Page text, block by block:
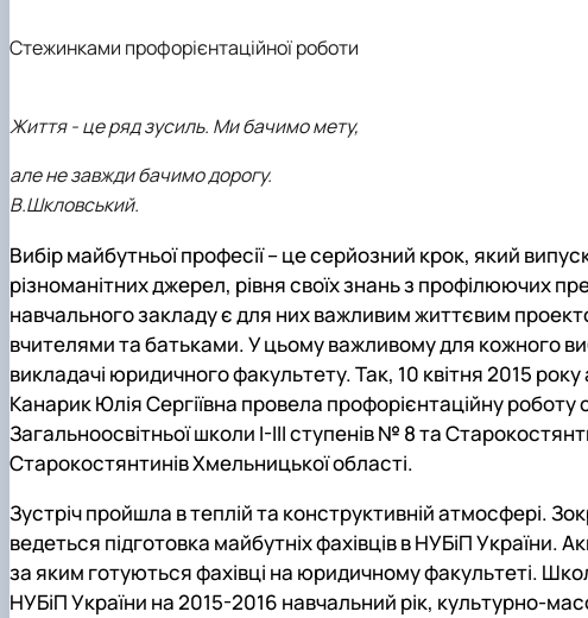
Стежинками профорієнтаційної роботи
Життя - це ряд зусиль. Ми бачимо мету,
але не завжди бачимо дорогу.
В.Шкловський.
Вибір майбутньої професії – це серйозний крок, який
різноманітних джерел, рівня своїх знань з профілюючих
навчального закладу є для них важливим життєвим
вчителями та батьками.У цьому важливому для кожного
викладачі юридичного факультету. Так, 10 квітня 2015
Канарик Юлія Сергіївна провела профорієнтаційну роботу
Загальноосвітньої школи І-ІІІ ступенів № 8 та
Старокостянтинів Хмельницької області.
Зустріч пройшла в теплій та конструктивній атмосфері.
ведеться підготовка майбутніх фахівців в НУБіП України.
за яким готуються фахівці на юридичному факультеті.
НУБіП України на 2015-2016 навчальний рік, культурно-